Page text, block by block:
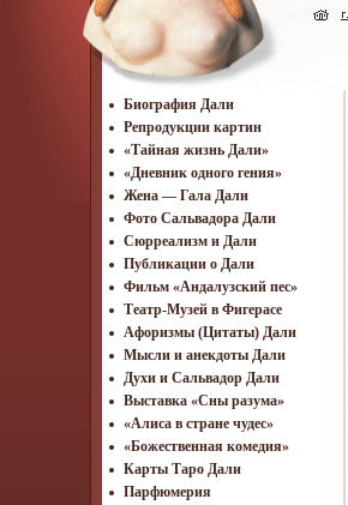
Биография Дали
Репродукции картин
«Тайная жизнь Дали»
«Дневник одного гения»
Жена — Гала Дали
Фото Сальвадора Дали
Cюрреализм и Дали
Публикации о Дали
Фильм «Андалузский пес»
Театр-Музей в Фигерасе
Афоризмы (Цитаты) Дали
Мысли и анекдоты Дали
Духи и Сальвадор Дали
Выставка «Сны разума»
«Алиса в стране чудес»
«Божественная комедия»
Карты Таро Дали
Парфюмерия